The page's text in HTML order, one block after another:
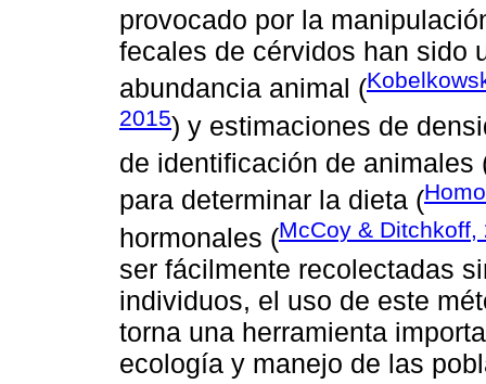
provocado por la
fecales de cérvidos han sido
abundancia animal (
2015) y estimaciones de
de identificación de animales
para determinar la dieta (
hormonales (McCoy & Ditchkoff,
ser fácilmente recolectadas
individuos, el uso de este
torna una herramienta
ecología y manejo de las